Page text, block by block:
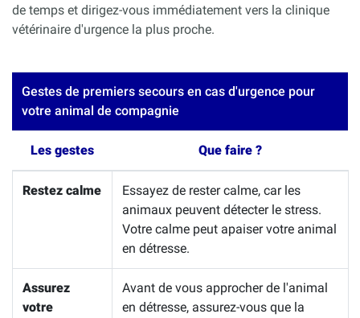
de temps et dirigez-vous immédiatement vers la clinique
vétérinaire d'urgence la plus proche.
Gestes de premiers secours en cas d'urgence pour
votre animal de compagnie
Les gestes Que faire ?
Restez calme
Essayez de rester calme, car les
animaux peuvent détecter le stress.
Votre calme peut apaiser votre animal
en détresse.
Assurez
votre
Avant de vous approcher de l'animal
en détresse, assurez-vous que la